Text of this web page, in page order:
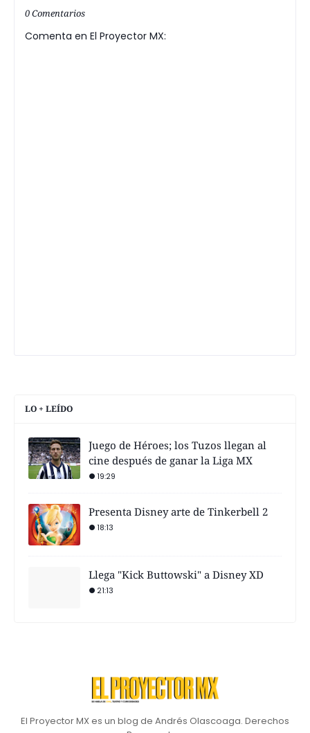
0 Comentarios
Comenta en El Proyector MX:
LO + LEÍDO
Juego de Héroes; los Tuzos llegan al
cine después de ganar la Liga MX
19:29
Presenta Disney arte de Tinkerbell 2
18:13
Llega "Kick Buttowski" a Disney XD
21:13
El Proyector MX es un blog de Andrés Olascoaga. Derechos